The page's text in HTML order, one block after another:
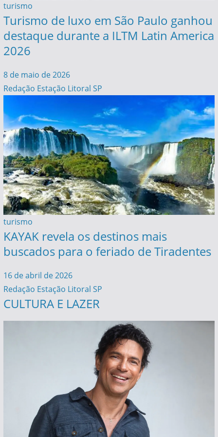
turismo
Turismo de luxo em São Paulo ganhou
destaque durante a ILTM Latin America
2026
8 de maio de 2026
Redação Estação Litoral SP
turismo
KAYAK revela os destinos mais
buscados para o feriado de Tiradentes
16 de abril de 2026
Redação Estação Litoral SP
CULTURA E LAZER